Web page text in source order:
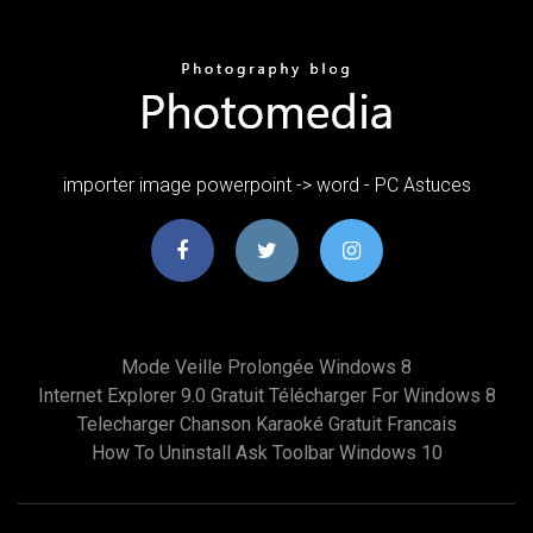
importer image powerpoint -> word - PC Astuces
Mode Veille Prolongée Windows 8
Internet Explorer 9.0 Gratuit Télécharger For Windows 8
Telecharger Chanson Karaoké Gratuit Francais
How To Uninstall Ask Toolbar Windows 10